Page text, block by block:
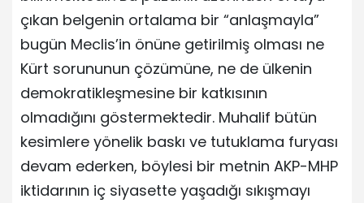
çıkan belgenin ortalama bir “anlaşmayla”
bugün Meclis’in önüne getirilmiş olması ne
Kürt sorununun çözümüne, ne de ülkenin
demokratikleşmesine bir katkısının
olmadığını göstermektedir. Muhalif bütün
kesimlere yönelik baskı ve tutuklama furyası
devam ederken, böylesi bir metnin AKP-MHP
iktidarının iç siyasette yaşadığı sıkışmayı